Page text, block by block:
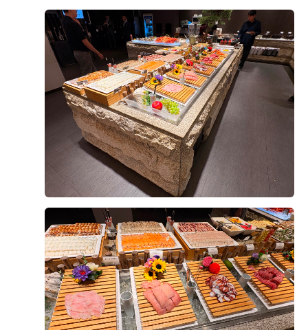
담해주셨던분도너무친절하게저희한테맞춰서잘상담해주
셨어요그리고예식준비는오래전부터준비하기때문에일정
이헷갈리고까먹을때도있는데까먹지않게문자까지넣어주
시니준비할때도든든하게준비할수있었어요제후기보시고
예식장선택할때도움이되었으면좋겠네요
후기가 도움이 되었나요?
이용주, 김미혜 2026-08-09 17명 읽음
결혼 준비 시작한 지가 엊그제 같은데,
벌써 시식 날이 다가왔지 뭐예요!
예식 1개월 전쯤 되니까 웨딩홀에서
시식 일정 안내 문자가 딱 오더라고요
카톡으로는 예약이 안된다고 해서
전화로 총 6명 예약했구요
(양가부모님/예비부부(지인)/신랑/신부)
시간은 정해져 있더라구요
해당 날짜 오전 10시 30분 첫 타임만 가능
다른 선택지가 없어서
시간 조정을 안해도 되니 오히려 좋았습니다.
더 보기
+8